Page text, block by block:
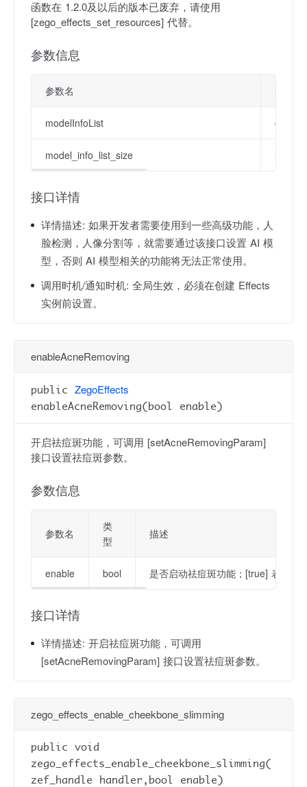
函数在 1.2.0及以后的版本已废弃，请使用
[zego_effects_set_resources] 代替。
参数信息
参数名 类型
modelInfoList char **
model_info_list_size int
接口详情
详情描述: 如果开发者需要使用到一些高级功能，人
脸检测，人像分割等，就需要通过该接口设置 AI 模
型，否则 AI 模型相关的功能将无法正常使用。
调用时机/通知时机: 全局生效，必须在创建 Effects
实例前设置。
enableAcneRemoving
public ZegoEffects
enableAcneRemoving(bool enable)
开启祛痘斑功能，可调用 [setAcneRemovingParam]
接口设置祛痘斑参数。
参数信息
参数名
类
型
描述
enable bool 是否启动祛痘斑功能；[true] 表示启
接口详情
详情描述: 开启祛痘斑功能，可调用
[setAcneRemovingParam] 接口设置祛痘斑参数。
zego_effects_enable_cheekbone_slimming
public void
zego_effects_enable_cheekbone_slimming(
zef_handle handler,bool enable)